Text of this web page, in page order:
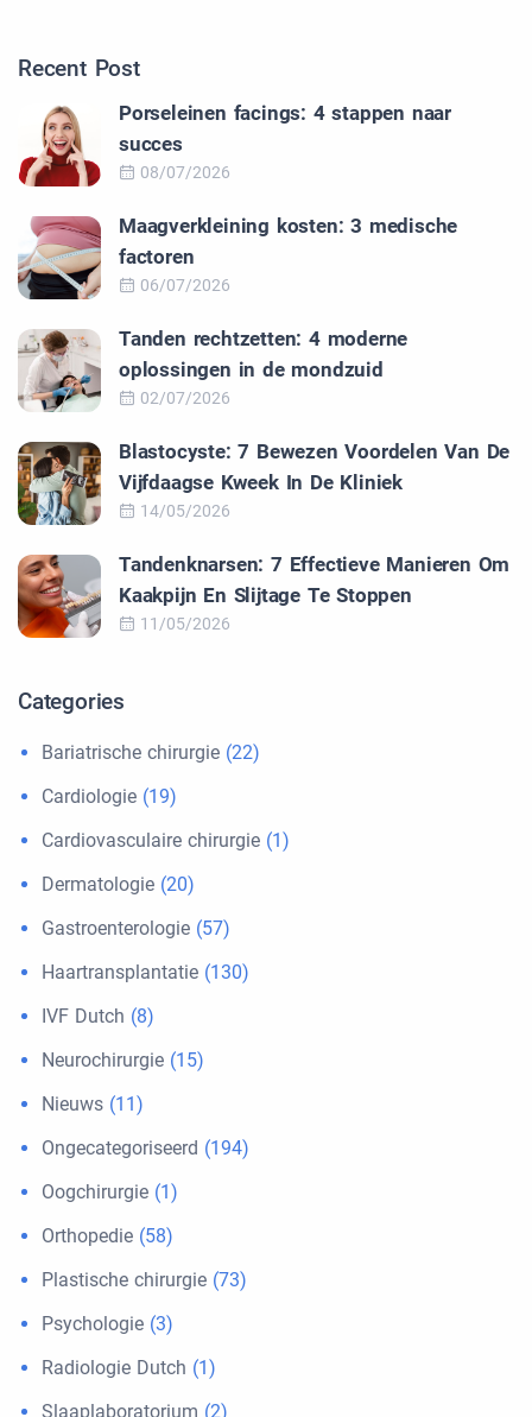
Recent Post
Porseleinen facings: 4 stappen naar
succes
08/07/2026
Maagverkleining kosten: 3 medische
factoren
06/07/2026
Tanden rechtzetten: 4 moderne
oplossingen in de mondzuid
02/07/2026
Blastocyste: 7 Bewezen Voordelen Van De
Vijfdaagse Kweek In De Kliniek
14/05/2026
Tandenknarsen: 7 Effectieve Manieren Om
Kaakpijn En Slijtage Te Stoppen
11/05/2026
Categories
Bariatrische chirurgie (22)
Cardiologie (19)
Cardiovasculaire chirurgie (1)
Dermatologie (20)
Gastroenterologie (57)
Haartransplantatie (130)
IVF Dutch (8)
Neurochirurgie (15)
Nieuws (11)
Ongecategoriseerd (194)
Oogchirurgie (1)
Orthopedie (58)
Plastische chirurgie (73)
Psychologie (3)
Radiologie Dutch (1)
Slaaplaboratorium (2)